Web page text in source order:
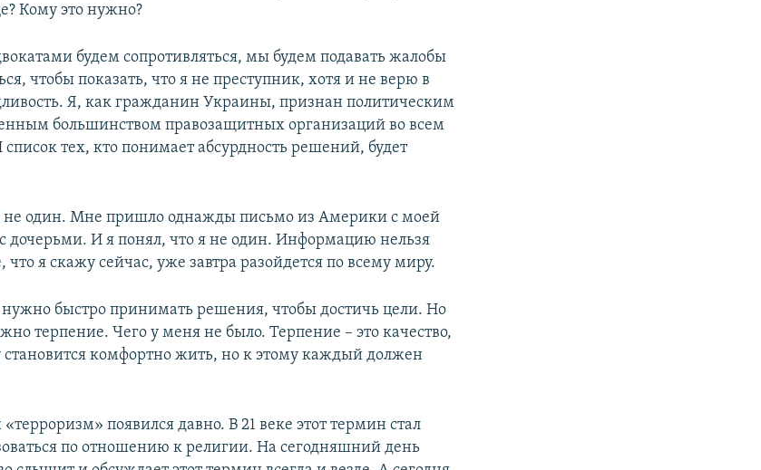
Кому это нужно?
будем сопротивляться, мы будем подавать жалобы
чтобы показать, что я не преступник, хотя и не верю в
Я, как гражданин Украины, признан политическим
большинством правозащитных организаций во всем
тех, кто понимает абсурдность решений, будет
не один. Мне пришло однажды письмо из Америки с моей
дочерьми. И я понял, что я не один. Информацию нельзя
что я скажу сейчас, уже завтра разойдется по всему миру.
быстро принимать решения, чтобы достичь цели. Но
терпение. Чего у меня не было. Терпение – это качество,
становится комфортно жить, но к этому каждый должен
появился давно. В 21 веке этот термин стал
по отношению к религии. На сегодняшний день